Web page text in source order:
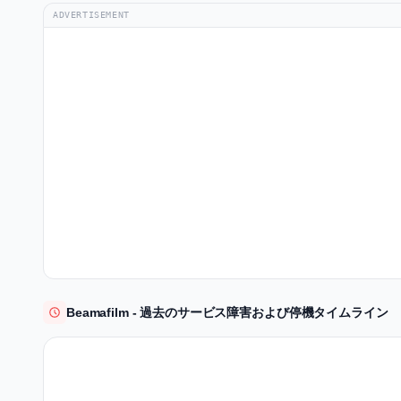
ADVERTISEMENT
Beamafilm - 過去のサービス障害および停機タイムライン